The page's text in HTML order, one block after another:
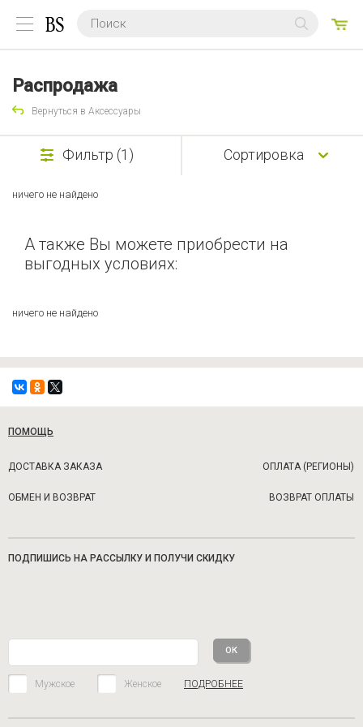
Распродажа
Вернуться в Аксессуары
Фильтр (1) Сортировка
ничего не найдено
А также Вы можете приобрести на
выгодных условиях:
ничего не найдено
ПОМОЩЬ
ДОСТАВКА ЗАКАЗА ОПЛАТА (РЕГИОНЫ)
ОБМЕН И ВОЗВРАТ ВОЗВРАТ ОПЛАТЫ
ПОДПИШИСЬ НА РАССЫЛКУ И ПОЛУЧИ СКИДКУ
Мужское Женское ПОДРОБНЕЕ